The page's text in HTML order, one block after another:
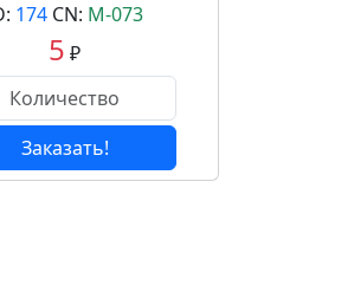
174 CN: М-073
5 ₽
Заказать!